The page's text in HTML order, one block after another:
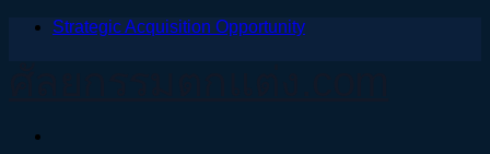
ข้าม
Strategic Acquisition Opportunity